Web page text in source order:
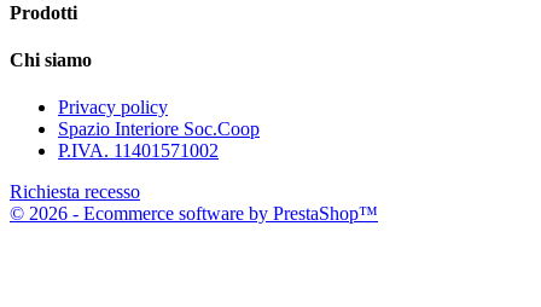
Prodotti
Chi siamo
Privacy policy
Spazio Interiore Soc.Coop
P.IVA. 11401571002
Richiesta recesso
© 2026 - Ecommerce software by PrestaShop™